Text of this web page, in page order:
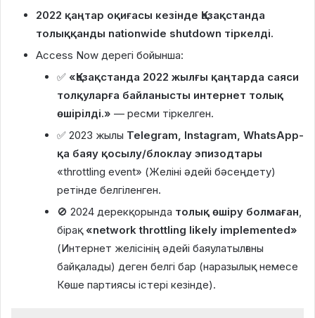
2022 қаңтар оқиғасы кезінде Қазақстанда
толыққанды nationwide shutdown тіркелді.
Access Now дерегі бойынша:
✅ «Қазақстанда 2022 жылғы қаңтарда саяси
толқуларға байланысты интернет толық
өшірілді.» — ресми тіркелген.
✅ 2023 жылы Telegram, Instagram, WhatsApp-
қа баяу қосылу/блоклау эпизодтары
«throttling event» (Желіні әдейі бәсеңдету)
ретінде белгіленген.
🚫 2024 дерекқорында толық өшіру болмаған,
бірақ«network throttling likely implemented»
(Интернет желісінің әдейі баяулатылғаны
байқалады) деген белгі бар (наразылық немесе
Көше партиясы істері кезінде).